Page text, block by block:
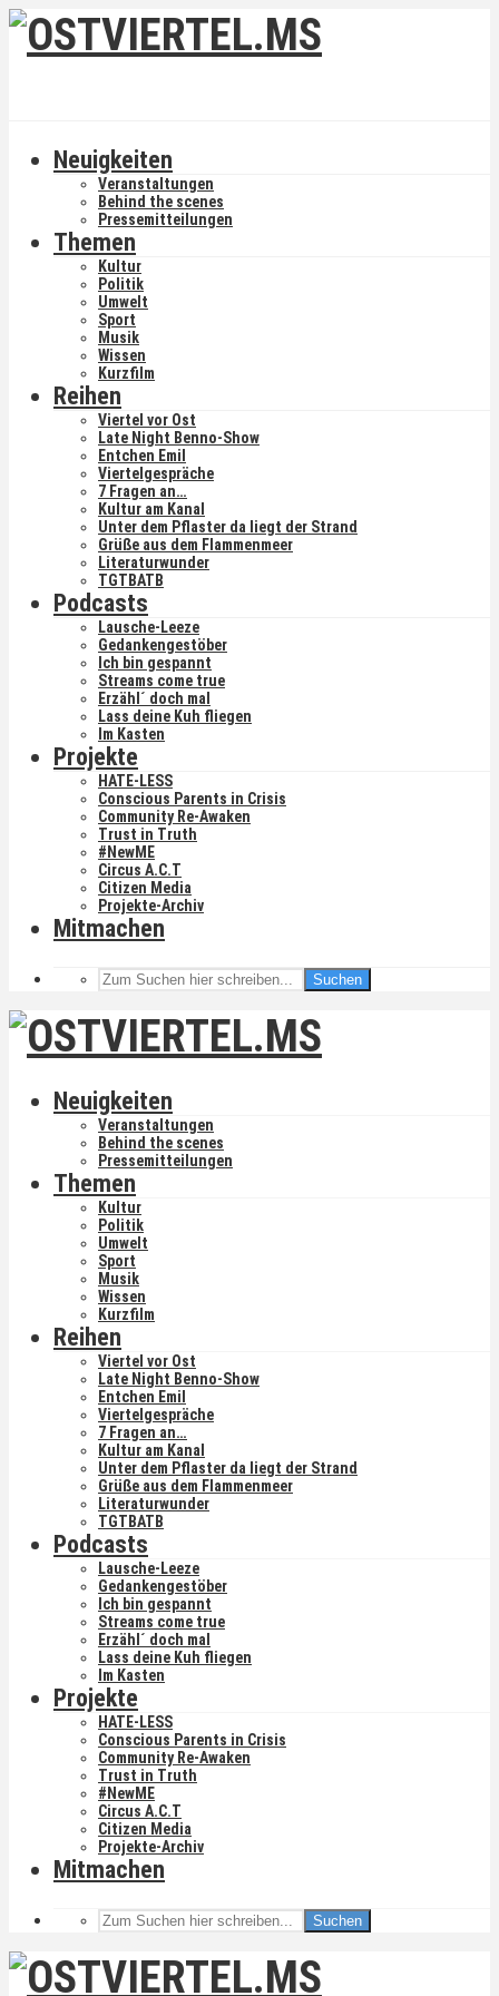
Neuigkeiten
Veranstaltungen
Behind the scenes
Pressemitteilungen
Themen
Kultur
Politik
Umwelt
Sport
Musik
Wissen
Kurzfilm
Reihen
Viertel vor Ost
Late Night Benno-Show
Entchen Emil
Viertelgespräche
7 Fragen an…
Kultur am Kanal
Unter dem Pflaster da liegt der Strand
Grüße aus dem Flammenmeer
Literaturwunder
TGTBATB
Podcasts
Lausche-Leeze
Gedankengestöber
Ich bin gespannt
Streams come true
Erzähl´ doch mal
Lass deine Kuh fliegen
Im Kasten
Projekte
HATE-LESS
Conscious Parents in Crisis
Community Re-Awaken
Trust in Truth
#NewME
Circus A.C.T
Citizen Media
Projekte-Archiv
Mitmachen
Suchen
Neuigkeiten
Veranstaltungen
Behind the scenes
Pressemitteilungen
Themen
Kultur
Politik
Umwelt
Sport
Musik
Wissen
Kurzfilm
Reihen
Viertel vor Ost
Late Night Benno-Show
Entchen Emil
Viertelgespräche
7 Fragen an…
Kultur am Kanal
Unter dem Pflaster da liegt der Strand
Grüße aus dem Flammenmeer
Literaturwunder
TGTBATB
Podcasts
Lausche-Leeze
Gedankengestöber
Ich bin gespannt
Streams come true
Erzähl´ doch mal
Lass deine Kuh fliegen
Im Kasten
Projekte
HATE-LESS
Conscious Parents in Crisis
Community Re-Awaken
Trust in Truth
#NewME
Circus A.C.T
Citizen Media
Projekte-Archiv
Mitmachen
Suchen